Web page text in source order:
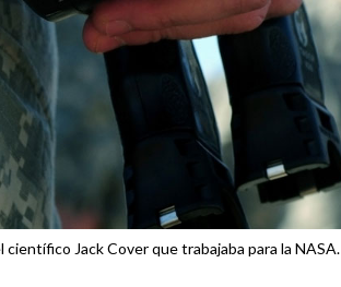
científico Jack Cover que trabajaba para la NASA.